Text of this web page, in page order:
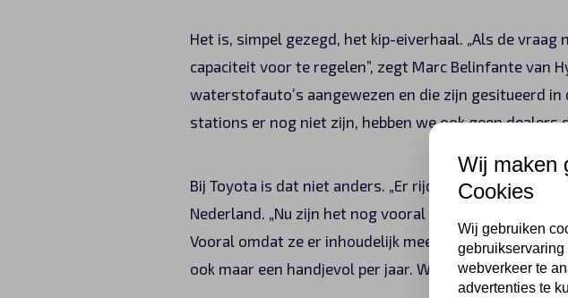
Het is, simpel gezegd, het kip-eiverhaal. „Als de
capaciteit voor te regelen”, zegt Marc Belinfante van
waterstofauto’s aangewezen en die zijn gesitueerd
stations er nog niet zijn, hebben we ook geen dealers
Bij Toyota is dat niet anders. „Er rijdt in Twente nog
Nederland. „Nu zijn het nog vooral ministeries,
Vooral omdat ze er inhoudelijk mee bezig zijn. Hij
ook maar een handjevol per jaar. We zitten in de
Wij maken
Cookies
Wij gebruiken
webverkeer te
advertenties te